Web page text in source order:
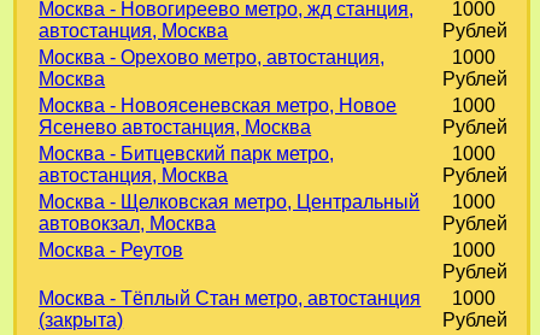
Москва - Новогиреево метро, жд станция,
автостанция, Москва
1000
Рублей
Москва - Орехово метро, автостанция,
Москва
1000
Рублей
Москва - Новоясеневская метро, Новое
Ясенево автостанция, Москва
1000
Рублей
Москва - Битцевский парк метро,
автостанция, Москва
1000
Рублей
Москва - Щелковская метро, Центральный
автовокзал, Москва
1000
Рублей
Москва - Реутов
1000
Рублей
Москва - Тёплый Стан метро, автостанция
(закрыта)
1000
Рублей